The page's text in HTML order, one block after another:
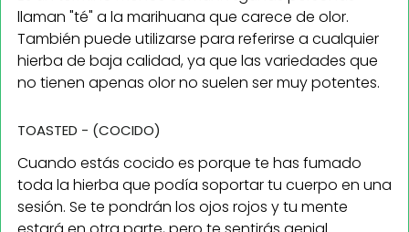
llaman "té" a la marihuana que carece de olor.
También puede utilizarse para referirse a cualquier
hierba de baja calidad, ya que las variedades que
no tienen apenas olor no suelen ser muy potentes.
TOASTED - (COCIDO)
Cuando estás cocido es porque te has fumado
toda la hierba que podía soportar tu cuerpo en una
sesión. Se te pondrán los ojos rojos y tu mente